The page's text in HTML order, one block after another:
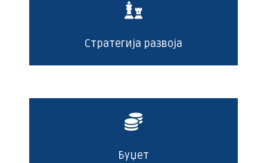
Стратегија развоја
Буџет